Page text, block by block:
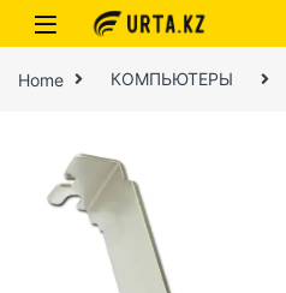
Home КОМПЬЮТЕРЫ